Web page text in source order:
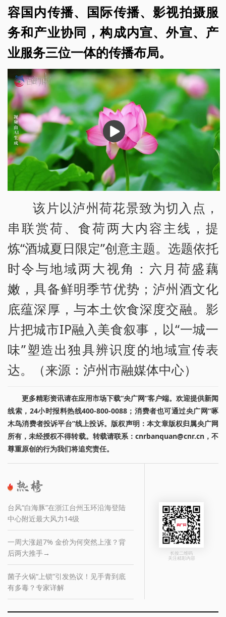
容国内传播、国际传播、影视拍摄服
务和产业协同，构成内宣、外宣、产
业服务三位一体的传播布局。
播
放
该片以泸州荷花景致为切入点，
串联赏荷、食荷两大内容主线，提
炼“酒城夏日限定”创意主题。选题依托
时令与地域两大视角：六月荷盛藕
嫩，具备鲜明季节优势；泸州酒文化
底蕴深厚，与本土饮食深度交融。影
片把城市IP融入美食叙事，以“一城一
味”塑造出独具辨识度的地域宣传表
达。（来源：泸州市融媒体中心）
更多精彩资讯请在应用市场下载“央广网”客户端。欢迎提供新闻
线索，24小时报料热线400-800-0088；消费者也可通过央广网“啄
木鸟消费者投诉平台”线上投诉。版权声明：本文章版权归属央广网
所有，未经授权不得转载。转载请联系：cnrbanquan@cnr.cn，不
尊重原创的行为我们将追究责任。
台风“白海豚”在浙江台州玉环沿海登陆
中心附近最大风力14级
一周大涨超7% 金价为何突然上涨？背
后两大推手→
菌子火锅“上锁”引发热议！见手青到底
有多毒？专家详解
长按二维码
关注精彩内容